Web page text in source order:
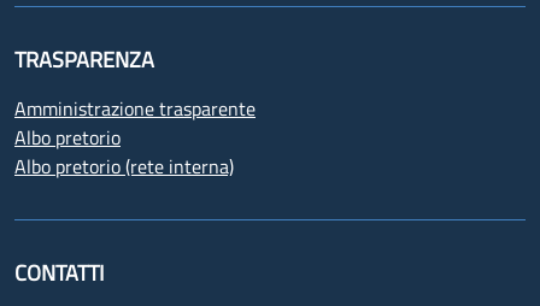
TRASPARENZA
Amministrazione trasparente
Albo pretorio
Albo pretorio (rete interna)
CONTATTI